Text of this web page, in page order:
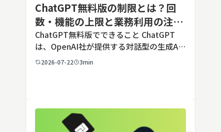
ChatGPT無料版の制限とは？回
数・機能の上限と業務利用の注意
点を解説【2026年最新】
ChatGPT無料版でできること ChatGPT
は、OpenAI社が提供する対話型の生成AI
サービスです。アカウントを登録すれば無
2026-07-22 3min